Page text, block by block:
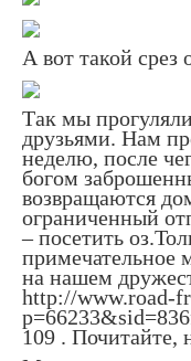
А вот такой срез
Так мы
друзьями. Нам
неделю, после
богом
возвращаются
ограниченный
– посетить
примечательное
на нашем
http://www.road-
109 . Почитайте,